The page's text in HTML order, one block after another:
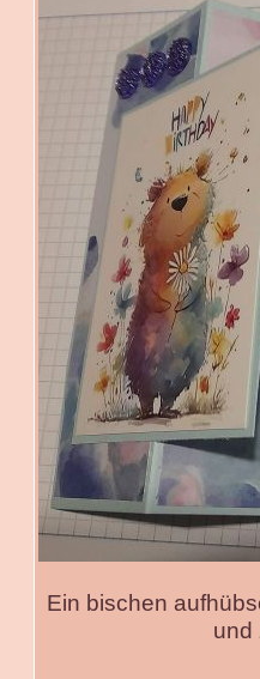
Ein bischen
und